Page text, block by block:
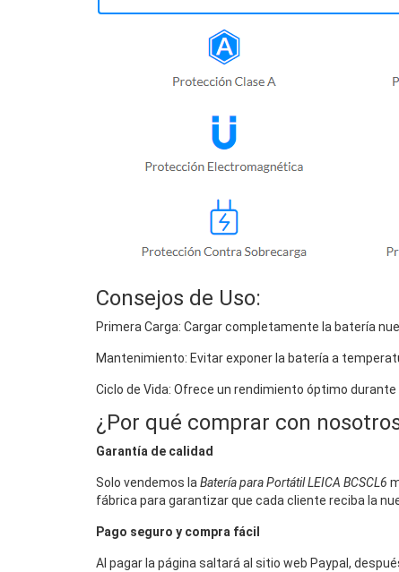
Consejos de Uso:
Primera Carga: Cargar completamente la batería
Mantenimiento: Evitar exponer la batería a
Ciclo de Vida: Ofrece un rendimiento óptimo
¿Por qué comprar con
Garantía de calidad
Solo vendemos laBatería para Portátil LEICA BCSCL6
fábrica para garantizar que cada cliente reciba la
Pago seguro y compra fácil
Al pagar la página saltará al sitio web Paypal,